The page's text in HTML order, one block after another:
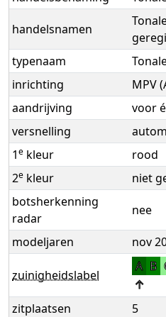
handelsnamen
typenaam
inrichting
MPV
aandrijving
voor
versnelling
1e kleur
rood
2e kleur
niet
botsherkenning
radar
nee
modeljaren nov
zuinigheidslabel
A B
↑
zitplaatsen
5